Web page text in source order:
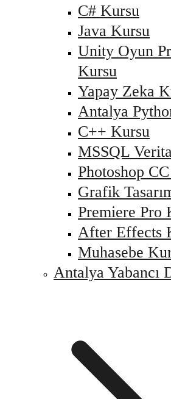
C# Kursu
Java Kursu
Unity Oyun
Kursu
Yapay Zeka
Antalya
C++ Kursu
MSSQL
Photoshop
Grafik
Premiere Pro
After Effects
Muhasebe
Antalya Yabancı